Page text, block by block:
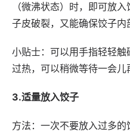
（微沸状态）时，即可放
子皮破裂，又能确保饺子内
小贴士：可以用手指轻轻
过热，可以稍微等待一会儿
3.适量放入饺子
方法：一次不要放入过多